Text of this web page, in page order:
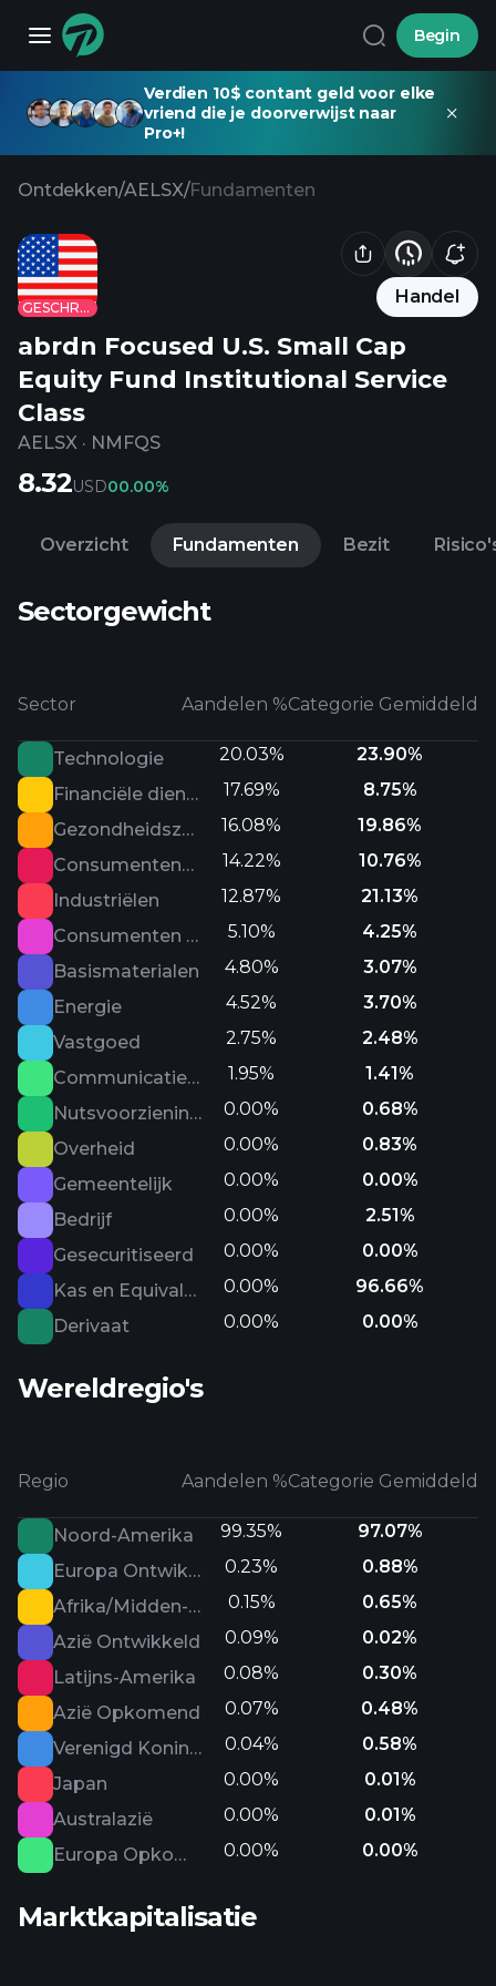
Begin
Verdien 10$ contant geld voor elke
vriend die je doorverwijst naar
Pro+!
Ontdekken/AELSX/Fundamenten
GESCHRAPT
Handel
abrdn Focused U.S. Small Cap
Equity Fund Institutional Service
Class
AELSX · NMFQS
8.32USD00.00%
Overzicht Fundamenten Bezit
Sectorgewicht
Sector Aandelen %Categorie Gemiddeld
Technologie 20.03%
23.90%
Financiële diensten
17.69%
8.75%
Gezondheidszorg
16.08%
19.86%
Consumentencyclisch
14.22%
10.76%
Industriëlen
12.87%
21.13%
Consumenten defensief
5.10%
4.25%
Basismaterialen
4.80%
3.07%
Energie
4.52%
3.70%
Vastgoed
2.75%
2.48%
Communicatiediensten
1.95%
1.41%
Nutsvoorzieningen
0.00%
0.68%
Overheid
0.00%
0.83%
Gemeentelijk
0.00%
0.00%
Bedrijf
0.00%
2.51%
Gesecuritiseerd
0.00%
0.00%
Kas en Equivalenten
0.00%
96.66%
Derivaat
0.00% 0.00%
Wereldregio's
Regio Aandelen %Categorie Gemiddeld
Noord-Amerika 99.35%
97.07%
Europa Ontwikkeld
0.23%
0.88%
Afrika/Midden-Oosten
0.15%
0.65%
Azië Ontwikkeld
0.09%
0.02%
Latijns-Amerika
0.08%
0.30%
Azië Opkomend
0.07%
0.48%
Verenigd Koninkrijk
0.04%
0.58%
Japan
0.00%
0.01%
Australazië
0.00%
0.01%
Europa Opkomend
0.00% 0.00%
Marktkapitalisatie